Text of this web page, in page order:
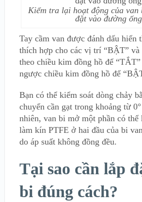
Kiểm tra lại hoạt động của van
đặt vào đường ống
Tay cầm van được đánh dấu hiển
thích hợp cho các vị trí “BẬT”
theo chiều kim đồng hồ để
ngược chiều kim đồng hồ để
Bạn có thể kiểm soát dòng chảy
chuyển cần gạt trong khoảng từ
nhiên, van bi mở một phần có thể
làm kín PTFE ở hai đầu của bi
do áp suất không đồng đều.
Tại sao cần lắp
bi đúng cách?